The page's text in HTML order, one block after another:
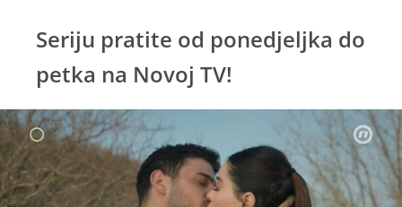
Seriju pratite od ponedjeljka do
petka na Novoj TV!